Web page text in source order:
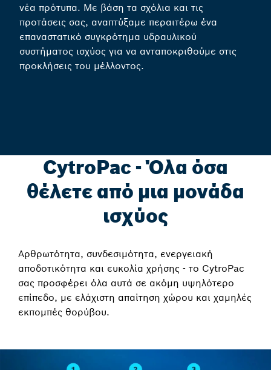
νέα πρότυπα. Με βάση τα σχόλια και τις
προτάσεις σας, αναπτύξαμε περαιτέρω ένα
επαναστατικό συγκρότημα υδραυλικού
συστήματος ισχύος για να ανταποκριθούμε στις
προκλήσεις του μέλλοντος.
CytroPac - Όλα όσα
θέλετε από μια μονάδα
ισχύος
Αρθρωτότητα, συνδεσιμότητα, ενεργειακή
αποδοτικότητα και ευκολία χρήσης - το CytroPac
σας προσφέρει όλα αυτά σε ακόμη υψηλότερο
επίπεδο, με ελάχιστη απαίτηση χώρου και χαμηλές
εκπομπές θορύβου.